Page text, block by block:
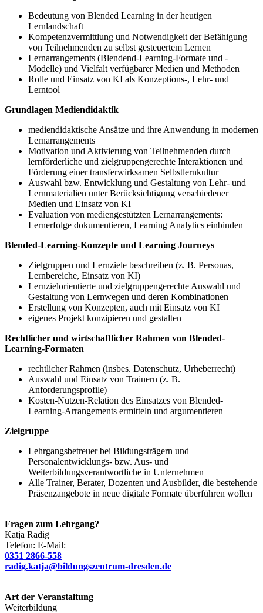
Bedeutung von Blended Learning in der heutigen
Lernlandschaft
Kompetenzvermittlung und Notwendigkeit der Befähigung
von Teilnehmenden zu selbst gesteuertem Lernen
Lernarrangements (Blendend-Learning-Formate und -
Modelle) und Vielfalt verfügbarer Medien und Methoden
Rolle und Einsatz von KI als Konzeptions-, Lehr- und
Lerntool
Grundlagen Mediendidaktik
mediendidaktische Ansätze und ihre Anwendung in modernen
Lernarrangements
Motivation und Aktivierung von Teilnehmenden durch
lernförderliche und zielgruppengerechte Interaktionen und
Förderung einer transferwirksamen Selbstlernkultur
Auswahl bzw. Entwicklung und Gestaltung von Lehr- und
Lernmaterialien unter Berücksichtigung verschiedener
Medien und Einsatz von KI
Evaluation von mediengestützten Lernarrangements:
Lernerfolge dokumentieren, Learning Analytics einbinden
Blended-Learning-Konzepte und Learning Journeys
Zielgruppen und Lernziele beschreiben (z. B. Personas,
Lernbereiche, Einsatz von KI)
Lernzielorientierte und zielgruppengerechte Auswahl und
Gestaltung von Lernwegen und deren Kombinationen
Erstellung von Konzepten, auch mit Einsatz von KI
eigenes Projekt konzipieren und gestalten
Rechtlicher und wirtschaftlicher Rahmen von Blended-
Learning-Formaten
rechtlicher Rahmen (insbes. Datenschutz, Urheberrecht)
Auswahl und Einsatz von Trainern (z. B.
Anforderungsprofile)
Kosten-Nutzen-Relation des Einsatzes von Blended-
Learning-Arrangements ermitteln und argumentieren
Zielgruppe
Lehrgangsbetreuer bei Bildungsträgern und
Personalentwicklungs- bzw. Aus- und
Weiterbildungsverantwortliche in Unternehmen
Alle Trainer, Berater, Dozenten und Ausbilder, die bestehende
Präsenzangebote in neue digitale Formate überführen wollen
Fragen zum Lehrgang?
Katja Radig
Telefon: E-Mail:
0351 2866-558
radig.katja@bildungszentrum-dresden.de
Art der Veranstaltung
Weiterbildung